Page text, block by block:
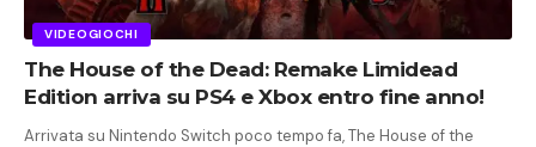
VIDEOGIOCHI
The House of the Dead: Remake Limidead
Edition arriva su PS4 e Xbox entro fine anno!
Arrivata su Nintendo Switch poco tempo fa, The House of the